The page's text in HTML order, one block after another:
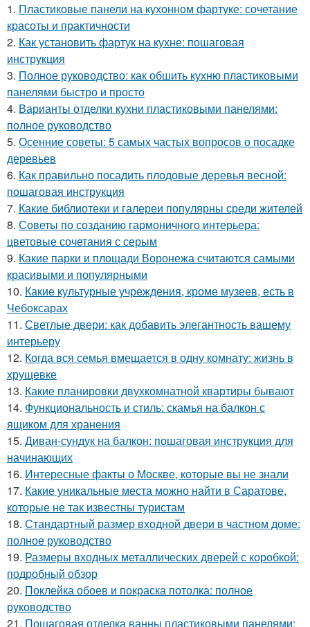
1. Пластиковые панели на кухонном фартуке: сочетание
красоты и практичности
2. Как установить фартук на кухне: пошаговая
инструкция
3. Полное руководство: как обшить кухню пластиковыми
панелями быстро и просто
4. Варианты отделки кухни пластиковыми панелями:
полное руководство
5. Осенние советы: 5 самых частых вопросов о посадке
деревьев
6. Как правильно посадить плодовые деревья весной:
пошаговая инструкция
7. Какие библиотеки и галереи популярны среди жителей
8. Советы по созданию гармоничного интерьера:
цветовые сочетания с серым
9. Какие парки и площади Воронежа считаются самыми
красивыми и популярными
10. Какие культурные учреждения, кроме музеев, есть в
Чебоксарах
11. Светлые двери: как добавить элегантность вашему
интерьеру
12. Когда вся семья вмещается в одну комнату: жизнь в
хрущевке
13. Какие планировки двухкомнатной квартиры бывают
14. Функциональность и стиль: скамья на балкон с
ящиком для хранения
15. Диван-сундук на балкон: пошаговая инструкция для
начинающих
16. Интересные факты о Москве, которые вы не знали
17. Какие уникальные места можно найти в Саратове,
которые не так известны туристам
18. Стандартный размер входной двери в частном доме:
полное руководство
19. Размеры входных металлических дверей с коробкой:
подробный обзор
20. Поклейка обоев и покраска потолка: полное
руководство
21. Пошаговая отделка ванны пластиковыми панелями: